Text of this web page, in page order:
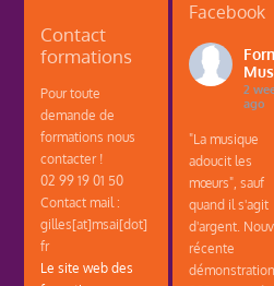
Contact
formations
Pour toute
demande de
formations nous
contacter !
02 99 19 01 50
Contact mail :
gilles[at]msai[dot]
fr
Le site web des
Facebook
2
ago
"La musique
adoucit les
mœurs", sauf
quand il s'agit
d'argent.
récente